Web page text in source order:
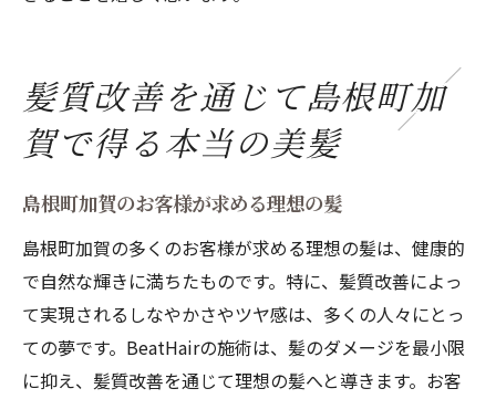
髪質改善を通じて島根町加
賀で得る本当の美髪
島根町加賀のお客様が求める理想の髪
島根町加賀の多くのお客様が求める理想の髪は、健康的
で自然な輝きに満ちたものです。特に、髪質改善によっ
て実現されるしなやかさやツヤ感は、多くの人々にとっ
ての夢です。BeatHairの施術は、髪のダメージを最小限
に抑え、髪質改善を通じて理想の髪へと導きます。お客